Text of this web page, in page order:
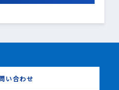
い合わせ